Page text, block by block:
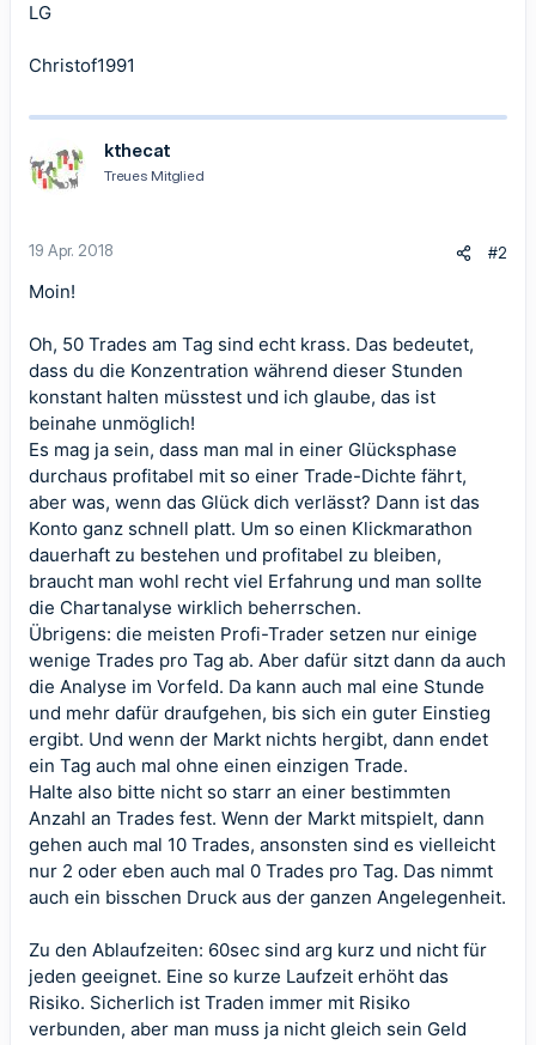
LG
Christof1991
kthecat
Treues Mitglied
19 Apr. 2018 #2
Moin!
Oh, 50 Trades am Tag sind echt krass. Das bedeutet,
dass du die Konzentration während dieser Stunden
konstant halten müsstest und ich glaube, das ist
beinahe unmöglich!
Es mag ja sein, dass man mal in einer Glücksphase
durchaus profitabel mit so einer Trade-Dichte fährt,
aber was, wenn das Glück dich verlässt? Dann ist das
Konto ganz schnell platt. Um so einen Klickmarathon
dauerhaft zu bestehen und profitabel zu bleiben,
braucht man wohl recht viel Erfahrung und man sollte
die Chartanalyse wirklich beherrschen.
Übrigens: die meisten Profi-Trader setzen nur einige
wenige Trades pro Tag ab. Aber dafür sitzt dann da auch
die Analyse im Vorfeld. Da kann auch mal eine Stunde
und mehr dafür draufgehen, bis sich ein guter Einstieg
ergibt. Und wenn der Markt nichts hergibt, dann endet
ein Tag auch mal ohne einen einzigen Trade.
Halte also bitte nicht so starr an einer bestimmten
Anzahl an Trades fest. Wenn der Markt mitspielt, dann
gehen auch mal 10 Trades, ansonsten sind es vielleicht
nur 2 oder eben auch mal 0 Trades pro Tag. Das nimmt
auch ein bisschen Druck aus der ganzen Angelegenheit.
Zu den Ablaufzeiten: 60sec sind arg kurz und nicht für
jeden geeignet. Eine so kurze Laufzeit erhöht das
Risiko. Sicherlich ist Traden immer mit Risiko
verbunden, aber man muss ja nicht gleich sein Geld